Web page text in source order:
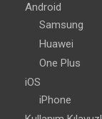
Android
Samsung
Huawei
One Plus
iOS
iPhone